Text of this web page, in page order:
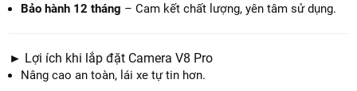
Bảo hành 12 tháng – Cam kết chất lượng, yên tâm sử dụng.
► Lợi ích khi lắp đặt Camera V8 Pro
Nâng cao an toàn, lái xe tự tin hơn.